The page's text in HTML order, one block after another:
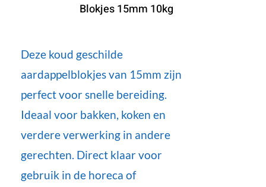
Blokjes 15mm 10kg
Deze koud geschilde
aardappelblokjes van 15mm zijn
perfect voor snelle bereiding.
Ideaal voor bakken, koken en
verdere verwerking in andere
gerechten. Direct klaar voor
gebruik in de horeca of